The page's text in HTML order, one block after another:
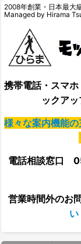
2008年創業・日本最大
Managed by Hirama
携帯電話・スマ
ックア
様々な案内機能
電話相談窓口
営業時間外のお
い